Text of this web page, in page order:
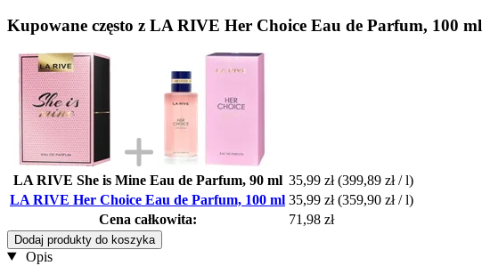
Kupowane często z LA RIVE Her Choice Eau de Parfum, 100 ml
LA RIVE She is Mine Eau de Parfum, 90 ml 35,99 zł (399,89 zł / l)
LA RIVE Her Choice Eau de Parfum, 100 ml 35,99 zł (359,90 zł / l)
Cena całkowita:
71,98 zł
Dodaj produkty do koszyka
Opis